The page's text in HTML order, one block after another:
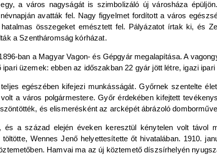
a város nagyságát is szimbolizáló új városháza
névnapján avatták fel. Nagy figyelmet fordított a város
összegeket emésztett fel. Pályázatot írtak ki, és
a Szentháromság kórházat.
ban a Magyar Vagon- és Gépgyár megalapítása. A
üzemek: ebben az időszakban 22 gyár jött létre, igazi
teljes egészében kifejezi munkásságát. Győrnek szentelte
a város polgármestere. Győr érdekében kifejtett
és elismerésként az arcképét ábrázoló
a század elején éveken keresztül kénytelen volt távol
Wennes Jenő helyettesítette őt hivatalában. 1910.
Hamvai ma az új köztemető díszsírhelyén